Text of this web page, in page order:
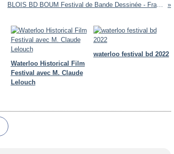
BLOIS BD BOUM Festival de Bande Dessinée - France 2010
Waterloo Historical Film
Festival avec M. Claude
Lelouch
waterloo festival bd 2022